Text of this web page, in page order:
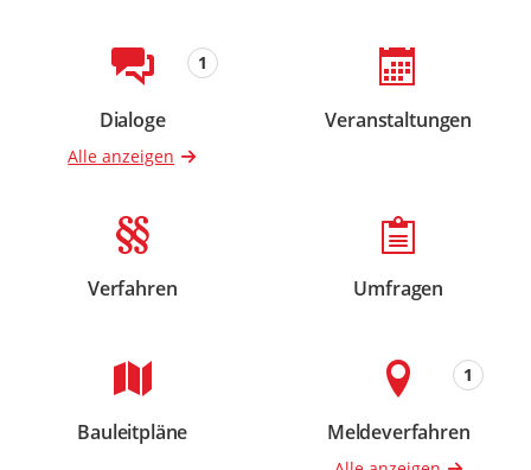
Beteiligungsformate
Dialoge
1
Beteiligungen
Alle anzeigen
Veranstaltungen
Verfahren Umfragen
Bauleitpläne Meldeverfahren
1